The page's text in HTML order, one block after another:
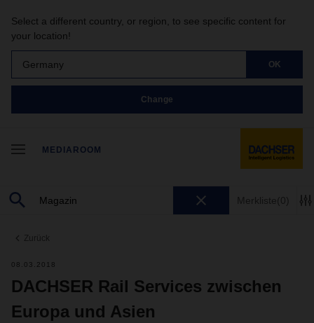
Select a different country, or region, to see specific content for
your location!
Germany OK
Change
MEDIAROOM
Merkliste(0)
Zurück
08.03.2018
DACHSER Rail Services zwischen
Europa und Asien